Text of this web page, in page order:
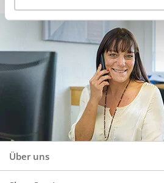
Über uns